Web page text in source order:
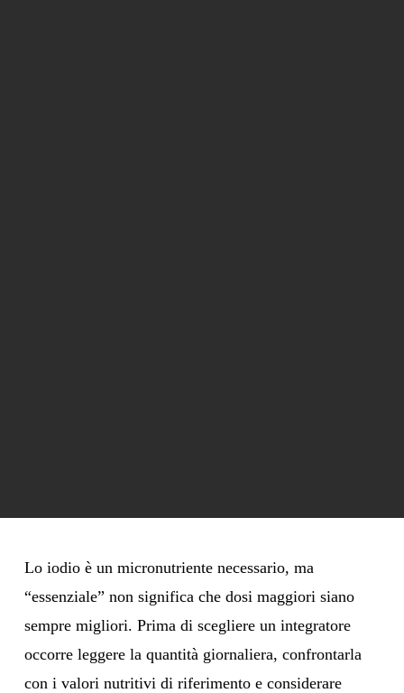
Lo iodio è un micronutriente necessario, ma
“essenziale” non significa che dosi maggiori siano
sempre migliori. Prima di scegliere un integratore
occorre leggere la quantità giornaliera, confrontarla
con i valori nutritivi di riferimento e considerare